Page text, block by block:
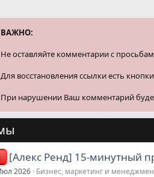
ВАЖНО:
Не оставляйте комментарии с
Для восстановления ссылки есть кнопки
При нарушении Ваш комментарий
[Алекс Ренд] 15-минутный
2026 Бизнес, маркетинг и